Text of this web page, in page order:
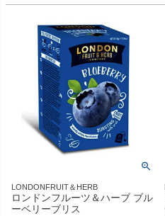
LONDONFRUIT＆HERB
ロンドンフルーツ＆ハーブ ブル
ーベリーブリス